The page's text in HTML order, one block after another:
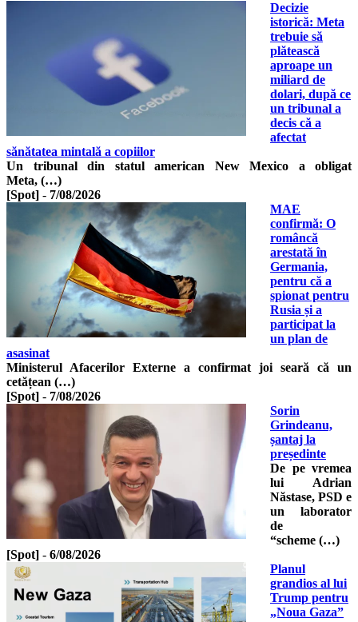
Decizie
istorică: Meta
trebuie să
plătească
aproape un
miliard de
dolari, după ce
un tribunal a
decis că a
afectat
sănătatea mintală a copiilor
Un tribunal din statul american New Mexico a obligat
Meta, (…)
[Spot] - 7/08/2026
MAE
confirmă: O
româncă
arestată în
Germania,
pentru că a
spionat pentru
Rusia și a
participat la
un plan de
asasinat
Ministerul Afacerilor Externe a confirmat joi seară că un
cetățean (…)
[Spot] - 7/08/2026
Sorin
Grindeanu,
șantaj la
președinte
De pe vremea
lui Adrian
Năstase, PSD e
un laborator
de
“scheme (…)
[Spot] - 6/08/2026
Planul
grandios al lui
Trump pentru
„Noua Gaza”